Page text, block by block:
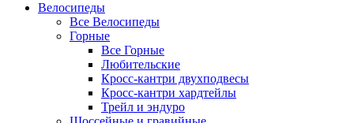
Велосипеды
Все Велосипеды
Горные
Все Горные
Любительские
Кросс-кантри двухподвесы
Кросс-кантри хардтейлы
Трейл и эндуро